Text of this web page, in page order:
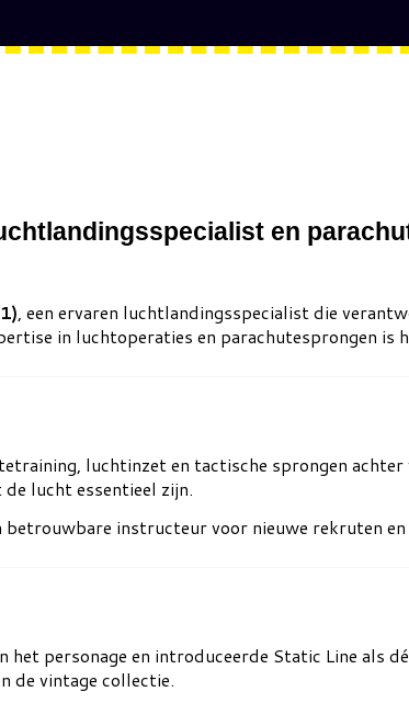
en
, een ervaren luchtlandingsspecialist die
in luchtoperaties en parachutesprongen is
luchtinzet en tactische sprongen achter
lucht essentieel zijn.
instructeur voor nieuwe rekruten
het personage en introduceerde Static Line als
de vintage collectie.